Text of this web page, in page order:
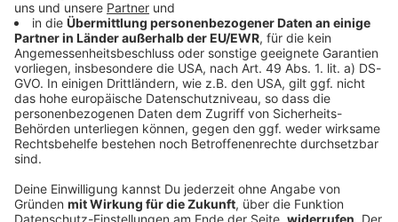
Gewalt bei «Schanzenfest» rund um YouTuber
«Drachenlord»